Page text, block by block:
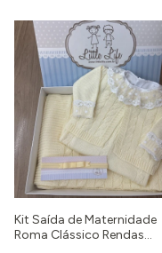
Kit Saída de Maternidade
Roma Clássico Rendas